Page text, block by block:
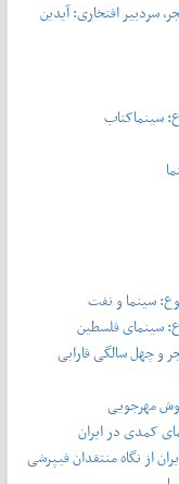
سردبیر افتخاری: آیدین